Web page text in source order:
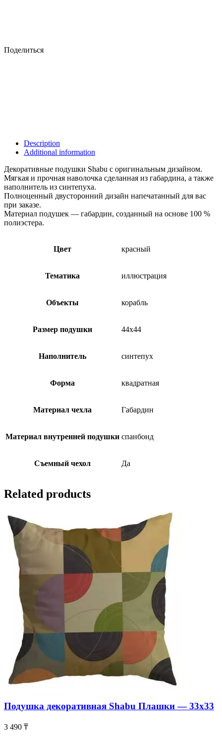
Поделиться
Description
Additional information
Декоративные подушки Shabu с оригинальным дизайном.
Мягкая и прочная наволочка сделанная из габардина, а также
наполнитель из синтепуха.
Полноценный двусторонний дизайн напечатанный для вас
при заказе.
Материал подушек — габардин, созданный на основе 100 %
полиэстера.
Цвет красный
Тематика иллюстрация
Объекты корабль
Размер подушки 44х44
Наполнитель синтепух
Форма квадратная
Материал чехла Габардин
Материал внутренней подушки спанбонд
Съемный чехол Да
Related products
Подушка декоративная Shabu Плашки — 33х33
3 490 ₸